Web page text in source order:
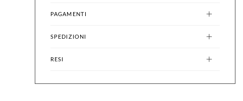
PAGAMENTI
SPEDIZIONI
RESI